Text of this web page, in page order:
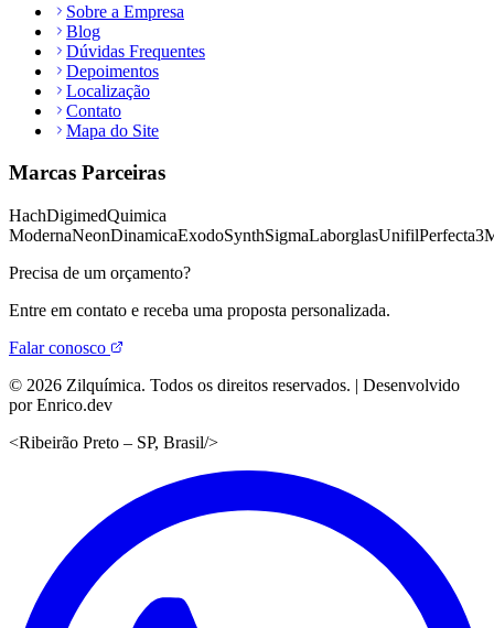
Sobre a Empresa
Blog
Dúvidas Frequentes
Depoimentos
Localização
Contato
Mapa do Site
Marcas Parceiras
HachDigimedQuimica
ModernaNeonDinamicaExodoSynthSigmaLaborglasUnifilPerfecta
Precisa de um orçamento?
Entre em contato e receba uma proposta personalizada.
Falar conosco
© 2026 Zilquímica. Todos os direitos reservados. | Desenvolvido
por Enrico.dev
<Ribeirão Preto – SP, Brasil/>